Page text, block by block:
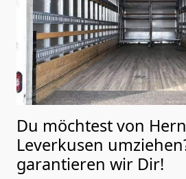
Du möchtest von
Leverkusen
garantieren wir Dir!